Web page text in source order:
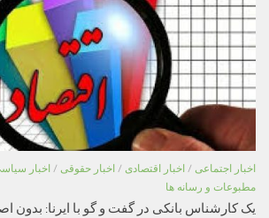
اخبار اجتماعی / اخبار اقتصادی / اخبار حقوقی / اخبار
مطبوعات و رسانه ها
یک کارشناس بانکی در گفت و گو با ایرنا: